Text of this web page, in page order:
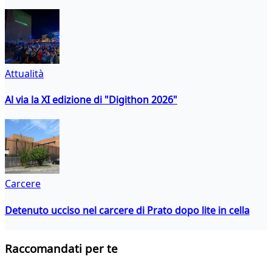
Attualità
Al via la XI edizione di "Digithon 2026"
Carcere
Detenuto ucciso nel carcere di Prato dopo lite in cella
Raccomandati per te